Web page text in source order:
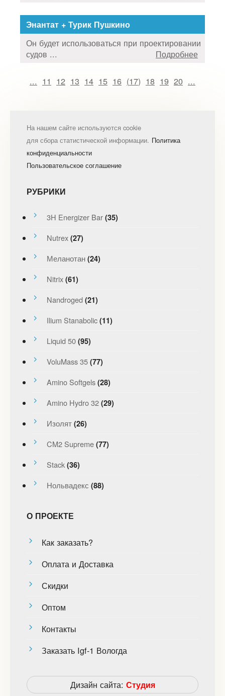
Энантат + Турик Пушкино
Он будет использоваться при проектировании
судов ...
Подробнее
... 11 12 13 14 15 16 (17) 18 19 20 ...
На нашем сайте используются cookie
для сбора статистической информации. Политика
конфиденциальности
Пользовательское соглашение
РУБРИКИ
3H Energizer Bar (35)
Nutrex (27)
Меланотан (24)
Nitrix (61)
Nandroged (21)
Ilium Stanabolic (11)
Liquid 50 (95)
VoluMass 35 (77)
Amino Softgels (28)
Amino Hydro 32 (29)
Изолят (26)
CM2 Supreme (77)
Stack (36)
Нольвадекс (88)
О ПРОЕКТЕ
Как заказать?
Оплата и Доставка
Скидки
Оптом
Контакты
Заказать Igf-1 Вологда
Дизайн сайта: Студия